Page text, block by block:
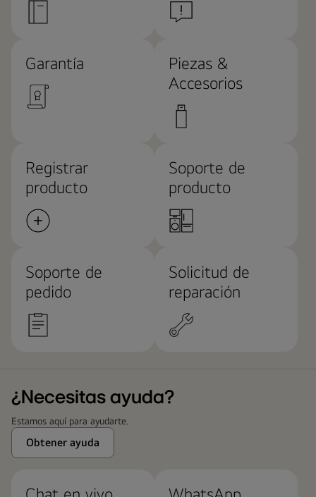
Garantía
Piezas &
Accesorios
Registrar
producto
Soporte de
producto
Soporte de
pedido
Solicitud de
reparación
¿Necesitas ayuda?
Estamos aquí para ayudarte.
Obtener ayuda